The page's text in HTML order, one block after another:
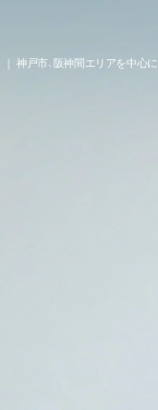
｜神戸市、阪神間エリアを中心に